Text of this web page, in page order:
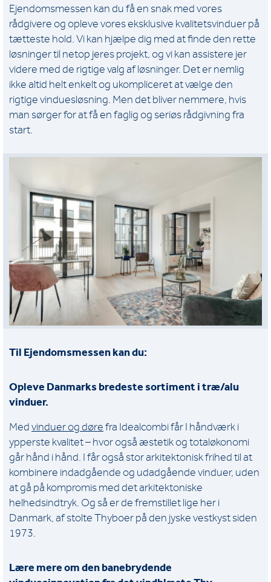
Ejendomsmessen kan du få en snak med vores
rådgivere og opleve vores eksklusive kvalitetsvinduer på
tætteste hold. Vi kan hjælpe dig med at finde den rette
løsninger til netop jeres projekt, og vi kan assistere jer
videre med de rigtige valg af løsninger. Det er nemlig
ikke altid helt enkelt og ukompliceret at vælge den
rigtige vinduesløsning. Men det bliver nemmere, hvis
man sørger for at få en faglig og seriøs rådgivning fra
start.
Til Ejendomsmessen kan du:
Opleve Danmarks bredeste sortiment i træ/alu
vinduer.
Med vinduer og døre fra Idealcombi får I håndværk i
ypperste kvalitet – hvor også æstetik og totaløkonomi
går hånd i hånd. I får også stor arkitektonisk frihed til at
kombinere indadgående og udadgående vinduer, uden
at gå på kompromis med det arkitektoniske
helhedsindtryk. Og så er de fremstillet lige her i
Danmark, af stolte Thyboer på den jyske vestkyst siden
1973.
Lære mere om den banebrydende